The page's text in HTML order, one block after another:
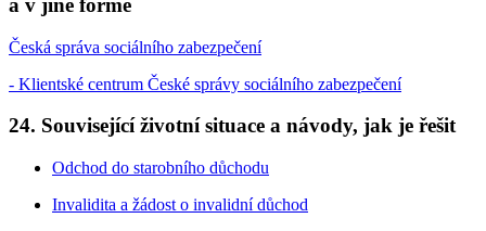
a v jiné formě
Česká správa sociálního zabezpečení
- Klientské centrum České správy sociálního zabezpečení
24. Související životní situace a návody, jak je řešit
Odchod do starobního důchodu
Invalidita a žádost o invalidní důchod